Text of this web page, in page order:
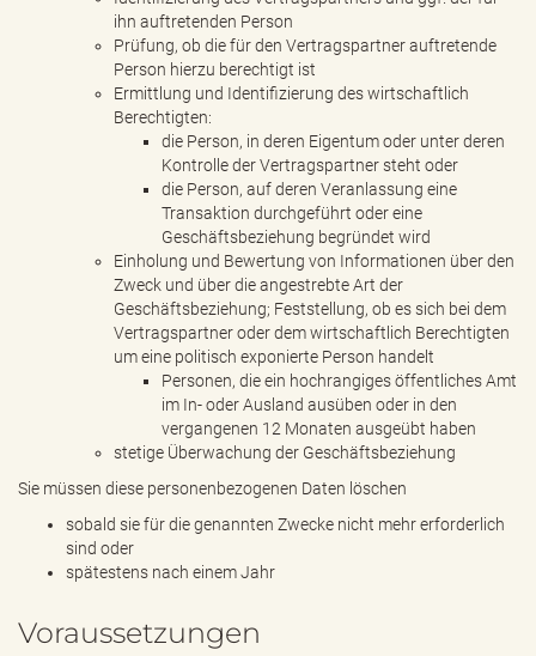
ihn auftretenden Person
Prüfung, ob die für den Vertragspartner auftretende
Person hierzu berechtigt ist
Ermittlung und Identifizierung des wirtschaftlich
Berechtigten:
die Person, in deren Eigentum oder unter deren
Kontrolle der Vertragspartner steht oder
die Person, auf deren Veranlassung eine
Transaktion durchgeführt oder eine
Geschäftsbeziehung begründet wird
Einholung und Bewertung von Informationen über den
Zweck und über die angestrebte Art der
Geschäftsbeziehung; Feststellung, ob es sich bei dem
Vertragspartner oder dem wirtschaftlich Berechtigten
um eine politisch exponierte Person handelt
Personen, die ein hochrangiges öffentliches Amt
im In- oder Ausland ausüben oder in den
vergangenen 12 Monaten ausgeübt haben
stetige Überwachung der Geschäftsbeziehung
Sie müssen diese personenbezogenen Daten löschen
sobald sie für die genannten Zwecke nicht mehr erforderlich
sind oder
spätestens nach einem Jahr
Voraussetzungen